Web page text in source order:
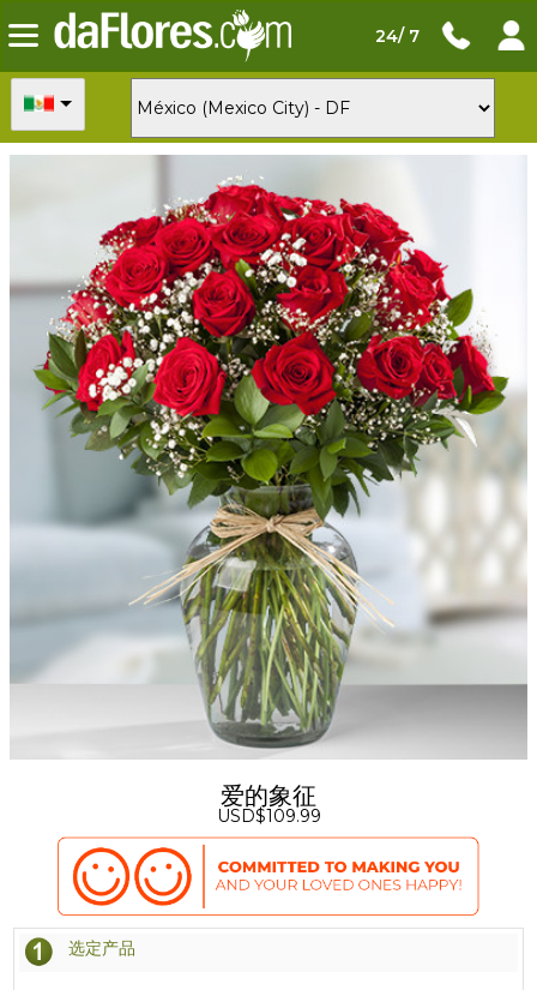
24/ 7
爱的象征
USD$109.99
选定产品